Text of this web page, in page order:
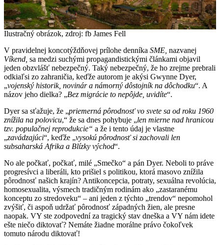
Ilustračný obrázok, zdroj: fb James Fell
V pravidelnej koncotýždňovej prílohe denníka SME, nazvanej
Víkend, sa medzi suchými propagandistickými článkami objavil
jeden obzvlášť nebezpečný. Taký nebezpečný, že ho zrejme prebrali
odkiaľsi zo zahraničia, keďže autorom je akýsi Gwynne Dyer,
„vojenský historik, novinár a námorný dôstojník na dôchodku“. A
názov jeho dielka? „Bez migrácie to nepôjde, uvidíte“.
Dyer sa sťažuje, že „priemerná pôrodnosť vo svete sa od roku 1960
znížila na polovicu,“ že sa dnes pohybuje „len mierne nad hranicou
tzv. populačnej reprodukcie“ a že i tento údaj je vlastne
„zavádzajúci“, keďže „vysokú pôrodnosť si zachovali len
subsaharská Afrika a Blízky východ“.
No ale počkať, počkať, milé „Smečko“ a pán Dyer. Neboli to práve
progresívci a liberáli, kto prišiel s politikou, ktorá masovo znížila
pôrodnosť našich krajín? Antikoncepcia, potraty, sexuálna revolúcia,
homosexualita, výsmech tradičným rodinám ako „zastaranému
konceptu zo stredoveku“ – ani jeden z týchto „trendov“ nepomohol
zvýšiť, či aspoň udržať pôrodnosť západných žien, ale presne
naopak. VY ste zodpovední za tragický stav dneška a VY nám idete
ešte niečo diktovať? Nemáte žiadne morálne právo čokoľvek
tomuto národu diktovať!